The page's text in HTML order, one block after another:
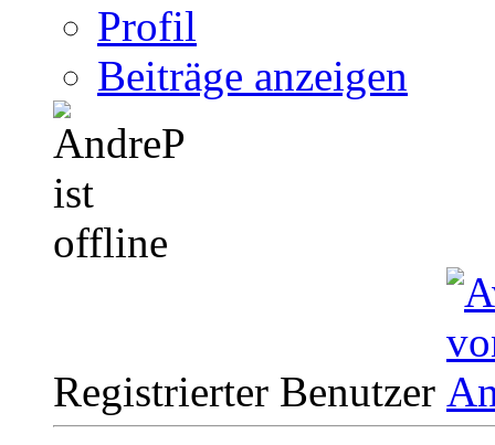
Profil
Beiträge anzeigen
Registrierter Benutzer